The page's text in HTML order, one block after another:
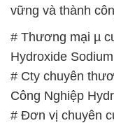
vững và thành
# Thương mại µ
Hydroxide
# Cty chuyên
Công Nghiệp
# Đơn vị chuyên